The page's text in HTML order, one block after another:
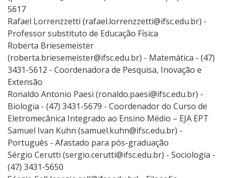
5617
Rafael Lorrenzzetti (rafael.lorrenzzetti@ifsc.edu.br) -
Professor substituto de Educação Física
Roberta Briesemeister
(roberta.briesemeister@ifsc.edu.br) - Matemática - (47)
3431-5612 - Coordenadora de Pesquisa, Inovação e
Extensão
Ronaldo Antonio Paesi (ronaldo.paesi@ifsc.edu.br) -
Biologia - (47) 3431-5679 - Coordenador do Curso de
Eletromecânica Integrado ao Ensino Médio – EJA EPT
Samuel Ivan Kuhn (samuel.kuhn@ifsc.edu.br) -
Português - Afastado para pós-graduação
Sérgio Cerutti (sergio.cerutti@ifsc.edu.br) - Sociologia -
(47) 3431-5650